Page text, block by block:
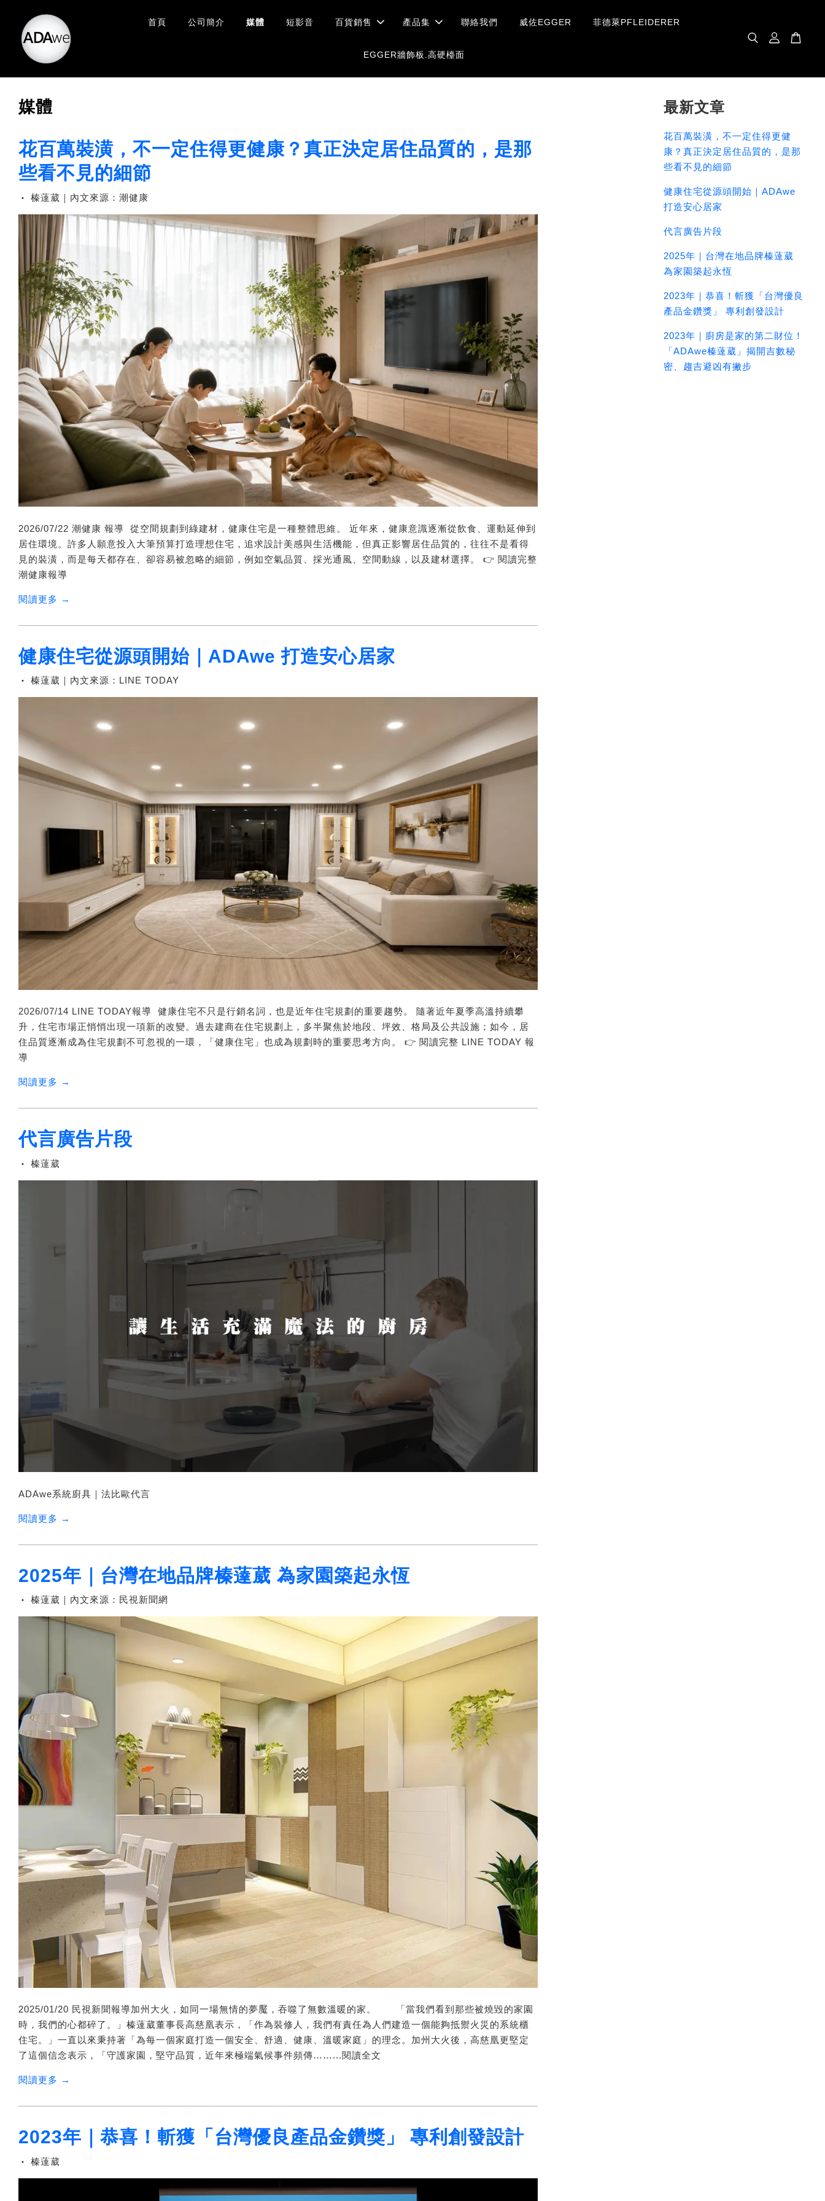
首頁 公司簡介 媒體 短影音 百貨銷售 產品集 聯絡我們 威佐EGGER 菲德萊PFLEIDERER
EGGER牆飾板.高硬檯面
媒體
花百萬裝潢，不一定住得更健康？真正決定居住品質的，是那
些看不見的細節
• 榛薘葳｜內文來源：潮健康
2026/07/22 潮健康 報導 ​​ 從空間規劃到綠建材，健康住宅是一種整體思維。 ​近年來，健康意識逐漸從飲食、運動延伸到
居住環境。許多人願意投入大筆預算打造理想住宅，追求設計美感與生活機能，但真正影響居住品質的，往往不是看得
見的裝潢，而是每天都存在、卻容易被忽略的細節，例如空氣品質、採光通風、空間動線，以及建材選擇。 👉 閱讀完整
潮健康報導
閱讀更多 →
健康住宅從源頭開始｜ADAwe 打造安心居家
• 榛薘葳｜內文來源：LINE TODAY
2026/07/14 LINE TODAY報導 ​ ​健康住宅不只是行銷名詞，也是近年住宅規劃的重要趨勢。 ​隨著近年夏季高溫持續攀
升，住宅市場正悄悄出現一項新的改變。過去建商在住宅規劃上，多半聚焦於地段、坪效、格局及公共設施；如今，居
住品質逐漸成為住宅規劃不可忽視的一環，「健康住宅」也成為規劃時的重要思考方向。 👉 閱讀完整 LINE TODAY 報
導
閱讀更多 →
代言廣告片段
• 榛薘葳
ADAwe系統廚具｜法比歐代言
閱讀更多 →
2025年｜台灣在地品牌榛薘葳 為家園築起永恆
• 榛薘葳｜內文來源：民視新聞網
2025/01/20 民視新聞報導加州大火，如同一場無情的夢魘，吞噬了無數溫暖的家。 「當我們看到那些被燒毀的家園
時，我們的心都碎了。」榛薘葳董事長高慈凰表示，「作為裝修人，我們有責任為人們建造一個能夠抵禦火災的系統櫃
住宅。」一直以來秉持著「為每一個家庭打造一個安全、舒適、健康、溫暖家庭」的理念。加州大火後，高慈凰更堅定
了這個信念表示，「守護家園，堅守品質，近年來極端氣候事件頻傳……...閱讀全文
閱讀更多 →
2023年｜恭喜！斬獲「台灣優良產品金鑽獎」 專利創發設計
• 榛薘葳
最新文章
花百萬裝潢，不一定住得更健
康？真正決定居住品質的，是那
些看不見的細節
健康住宅從源頭開始｜ADAwe
打造安心居家
代言廣告片段
2025年｜台灣在地品牌榛薘葳
為家園築起永恆
2023年｜恭喜！斬獲「台灣優良
產品金鑽獎」 專利創發設計
2023年｜廚房是家的第二財位！
「ADAwe榛薘葳」揭開吉數秘
密、趨吉避凶有撇步